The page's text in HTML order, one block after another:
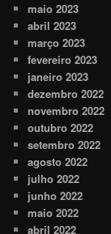
maio 2023
abril 2023
março 2023
fevereiro 2023
janeiro 2023
dezembro 2022
novembro 2022
outubro 2022
setembro 2022
agosto 2022
julho 2022
junho 2022
maio 2022
abril 2022